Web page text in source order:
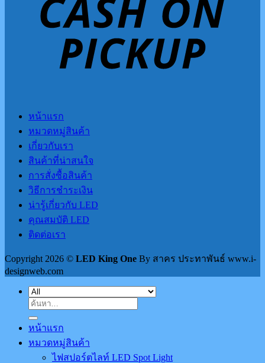
หน้าแรก
หมวดหมู่สินค้า
เกี่ยวกับเรา
สินค้าที่น่าสนใจ
การสั่งซื้อสินค้า
วิธีการชำระเงิน
น่ารู้เกี่ยวกับ LED
คุณสมบัติ LED
ติดต่อเรา
Copyright 2026 © LED King One By สาคร ประทาพันธ์ www.i-
designweb.com
ค้นหา:
หน้าแรก
หมวดหมู่สินค้า
ไฟสปอร์ตไลท์ LED Spot Light